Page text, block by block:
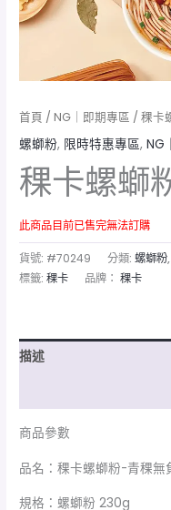
首頁 /NG｜即期專區 / 稞卡
螺螄粉, 限時特惠專區,NG
稞卡螺螄
此商品目前已售完無法訂購
貨號: #70249 分類:螺螄粉,
標籤:稞卡 品牌：稞卡
描述
商品參數
品名：稞卡螺螄粉-青稞無
規格：螺螄粉 230g